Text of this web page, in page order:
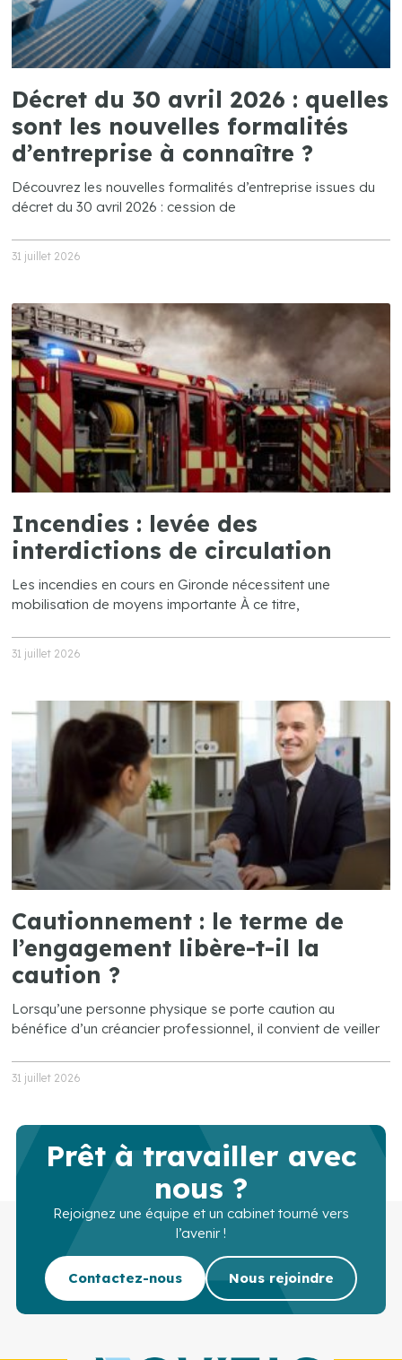
Décret du 30 avril 2026 : quelles
sont les nouvelles formalités
d’entreprise à connaître ?
Découvrez les nouvelles formalités d’entreprise issues du
décret du 30 avril 2026 : cession de
31 juillet 2026
Incendies : levée des
interdictions de circulation
Les incendies en cours en Gironde nécessitent une
mobilisation de moyens importante À ce titre,
31 juillet 2026
Cautionnement : le terme de
l’engagement libère-t-il la
caution ?
Lorsqu’une personne physique se porte caution au
bénéfice d’un créancier professionnel, il convient de veiller
31 juillet 2026
Prêt à travailler avec
nous ?
Rejoignez une équipe et un cabinet tourné vers
l’avenir !
Contactez-nous Nous rejoindre